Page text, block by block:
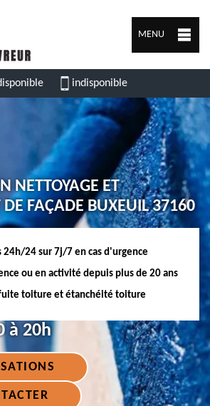
MENU
indisponible
NETTOYAGE ET
FAÇADE BUXEUIL 37160
24 sur 7j/7 en cas d'urgence
ou en activité depuis plus de 20 ans
toiture et étanchéité toiture
à 20h